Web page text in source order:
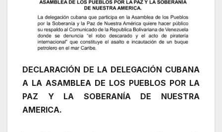
DECLARACIÓN DE LA DELEGACIÓN CUBANA
A LA ASAMBLEA DE LOS PUEBLOS POR LA
PAZ Y LA SOBERANÍA DE NUESTRA
AMERICA.